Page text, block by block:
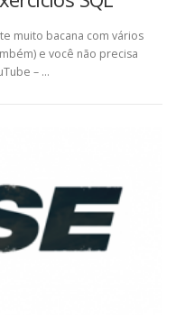
muito bacana com vários
e você não precisa
– …